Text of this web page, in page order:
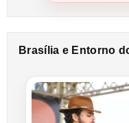
Brasília e Entorno